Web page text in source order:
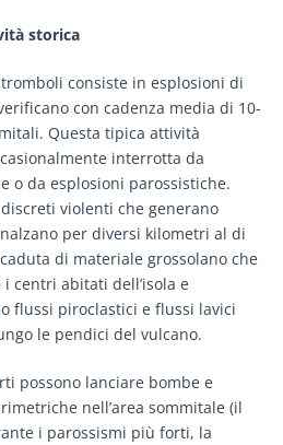
storica
consiste in esplosioni di
con cadenza media di 10-
Questa tipica attività
interrotta da
o da esplosioni parossistiche.
violenti che generano
per diversi kilometri al di
di materiale grossolano che
centri abitati dell’isola e
flussi piroclastici e flussi lavici
le pendici del vulcano.
possono lanciare bombe e
nell’area sommitale (il
i parossismi più forti, la